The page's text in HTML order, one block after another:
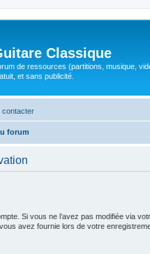
Classique
de ressources (partitions, musique,
et sans publicité.
contacter
forum
Si vous ne l’avez pas modifiée via
vous avez fournie lors de votre